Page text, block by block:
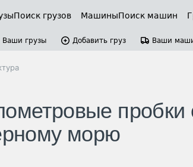
Поиск грузов МашиныПоиск машин
Ваши грузы Добавить груз Ваши
морю